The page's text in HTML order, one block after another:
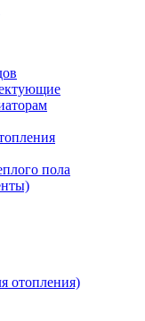
пола
отопления)